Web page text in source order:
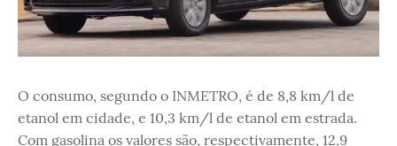
O consumo, segundo o INMETRO, é de 8,8 km/l de
etanol em cidade, e 10,3 km/l de etanol em estrada.
Com gasolina os valores são, respectivamente, 12,9